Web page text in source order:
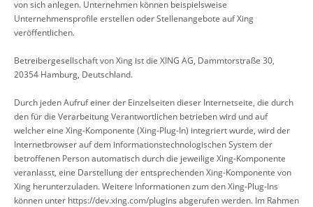
von sich anlegen. Unternehmen können beispielsweise
Unternehmensprofile erstellen oder Stellenangebote auf Xing
veröffentlichen.
Betreibergesellschaft von Xing ist die XING AG, Dammtorstraße 30,
20354 Hamburg, Deutschland.
Durch jeden Aufruf einer der Einzelseiten dieser Internetseite, die durch
den für die Verarbeitung Verantwortlichen betrieben wird und auf
welcher eine Xing-Komponente (Xing-Plug-In) integriert wurde, wird der
Internetbrowser auf dem informationstechnologischen System der
betroffenen Person automatisch durch die jeweilige Xing-Komponente
veranlasst, eine Darstellung der entsprechenden Xing-Komponente von
Xing herunterzuladen. Weitere Informationen zum den Xing-Plug-Ins
können unter https://dev.xing.com/plugins abgerufen werden. Im Rahmen